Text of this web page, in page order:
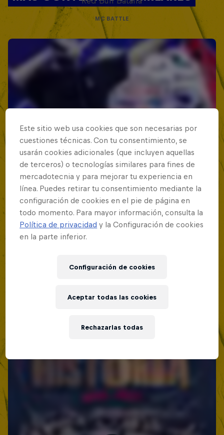
MC BATTLE
Este sitio web usa cookies que son necesarias por
cuestiones técnicas. Con tu consentimiento, se
usarán cookies adicionales (que incluyen aquellas
de terceros) o tecnologías similares para fines de
mercadotecnia y para mejorar tu experiencia en
línea. Puedes retirar tu consentimiento mediante la
configuración de cookies en el pie de página en
todo momento. Para mayor información, consulta la
Política de privacidad y la Configuración de cookies
en la parte inferior.
Configuración de cookies
Rechazarlas todas
Aceptar todas las cookies